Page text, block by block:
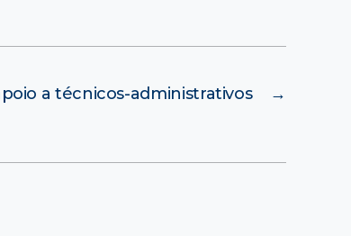
→
a técnicos-administrativos